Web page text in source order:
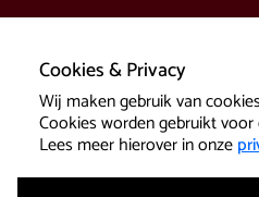
Cookies & Privacy
Wij maken gebruik van
Cookies worden gebruikt
Lees meer hierover in onze